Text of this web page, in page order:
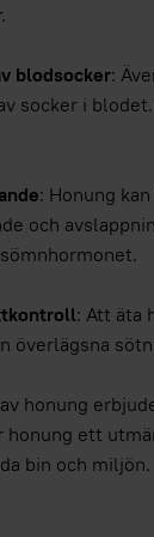
blodsocker:
socker i
: Honung
och
: Att äta
överlägsna
honung
honung ett
bin och miljön.